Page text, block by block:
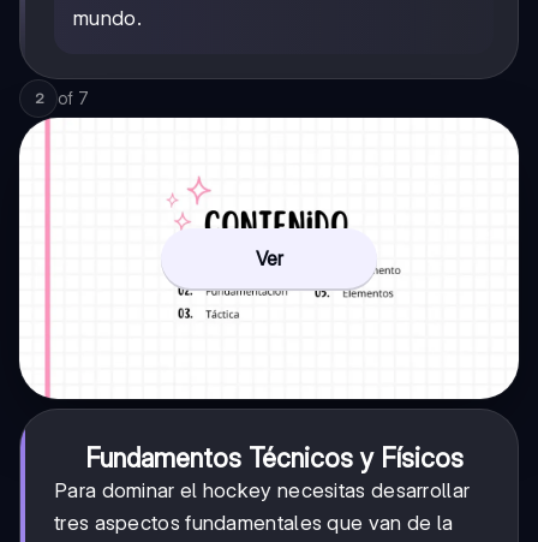
mundo.
2 of 7
Ver
Fundamentos Técnicos y Físicos
Para dominar el hockey necesitas desarrollar
tres aspectos fundamentales que van de la